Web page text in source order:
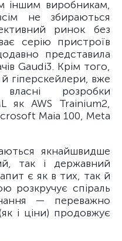
іншим виробникам,
не збираються
ринок без
серію пристроїв
представила
Gaudi3. Крім того,
гіперскейлери, вже
розробки
як AWS Trainium2,
Maia 100, Meta
якнайшвидше
так і державний
є як в тих, так й
розкручує спіраль
— переважно
і ціни) продовжує